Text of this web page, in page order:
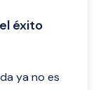
éxito
ya no es